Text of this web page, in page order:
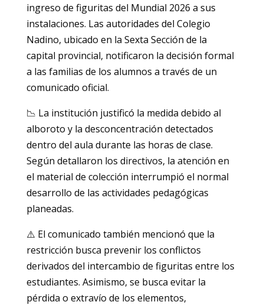
ingreso de figuritas del Mundial 2026 a sus
instalaciones. Las autoridades del Colegio
Nadino, ubicado en la Sexta Sección de la
capital provincial, notificaron la decisión formal
a las familias de los alumnos a través de un
comunicado oficial.
📉 La institución justificó la medida debido al
alboroto y la desconcentración detectados
dentro del aula durante las horas de clase.
Según detallaron los directivos, la atención en
el material de colección interrumpió el normal
desarrollo de las actividades pedagógicas
planeadas.
⚠️ El comunicado también mencionó que la
restricción busca prevenir los conflictos
derivados del intercambio de figuritas entre los
estudiantes. Asimismo, se busca evitar la
pérdida o extravío de los elementos,